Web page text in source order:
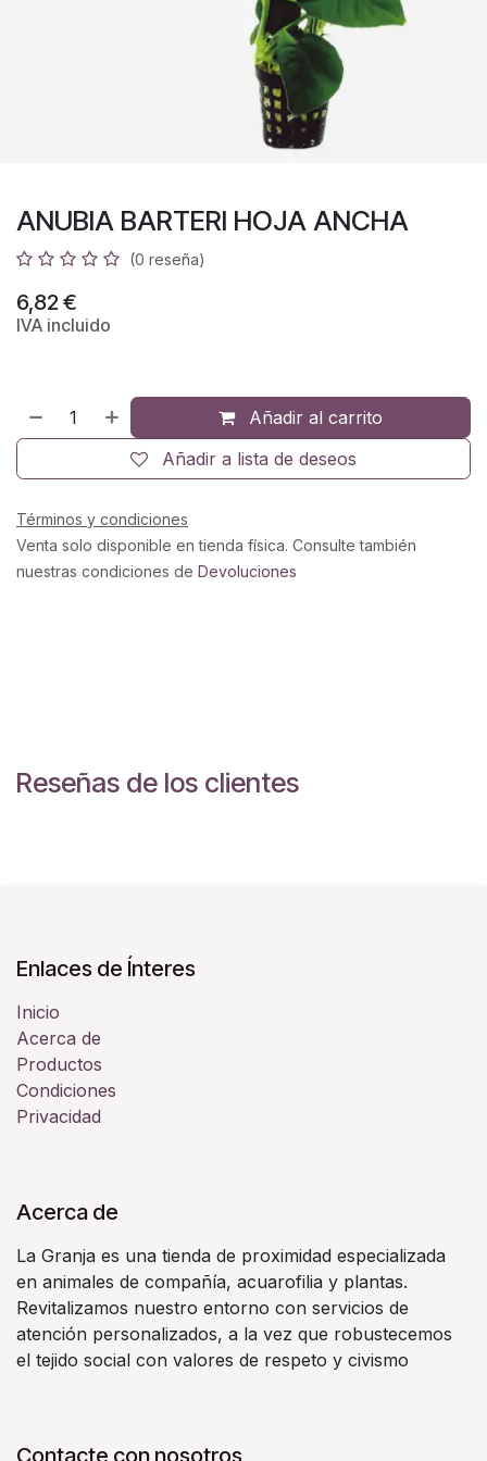
ANUBIA BARTERI HOJA ANCHA
(0 reseña)
6,82€
IVA incluido
Añadir al carrito
Añadir a lista de deseos
Términos y condiciones
Venta solo disponible en tienda física. Consulte también
nuestras condiciones de Devoluciones
Reseñas de los clientes
Enlaces de Ínteres
Inicio
Acerca de
Productos
Condiciones
Privacidad
Acerca de
La Granja es una tienda de proximidad especializada
en animales de compañía, acuarofilia y plantas.
Revitalizamos nuestro entorno con servicios de
atención personalizados, a la vez que robustecemos
el tejido social con valores de respeto y civismo
Contacte con nosotros